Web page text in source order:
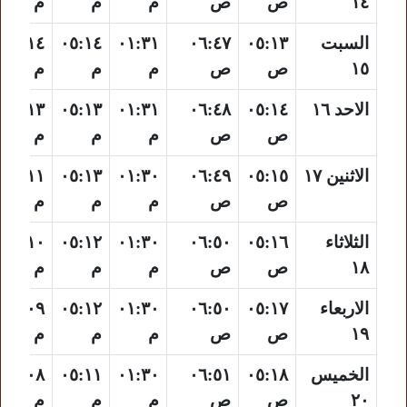
السبت
١٥
٠٥:١٣
ص
٠٦:٤٧
ص
٠١:٣١
م
٠٥:١٤
م
٠٨:١٤
م
الاحد ١٦
٠٥:١٤
ص
٠٦:٤٨
ص
٠١:٣١
م
٠٥:١٣
م
٠٨:١٣
م
الاثنين ١٧
٠٥:١٥
ص
٠٦:٤٩
ص
٠١:٣٠
م
٠٥:١٣
م
٠٨:١١
م
الثلاثاء
١٨
٠٥:١٦
ص
٠٦:٥٠
ص
٠١:٣٠
م
٠٥:١٢
م
٠٨:١٠
م
الاربعاء
١٩
٠٥:١٧
ص
٠٦:٥٠
ص
٠١:٣٠
م
٠٥:١٢
م
٠٨:٠٩
م
الخميس
٢٠
٠٥:١٨
ص
٠٦:٥١
ص
٠١:٣٠
م
٠٥:١١
م
٠٨:٠٨
م